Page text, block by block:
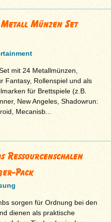
Münzen Set
mit 24 Metallmünzen,
Fantasy, Rollenspiel und als
für Brettspiele (z.B.
New Angeles, Shadowrun:
Mecanisb...
Ressourcenschalen
Pack
sorgen für Ordnung bei den
dienen als praktische